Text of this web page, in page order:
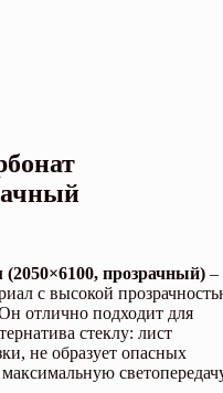
прозрачный) –
с высокой
отлично подходит для
стеклу: лист
не образует опасных